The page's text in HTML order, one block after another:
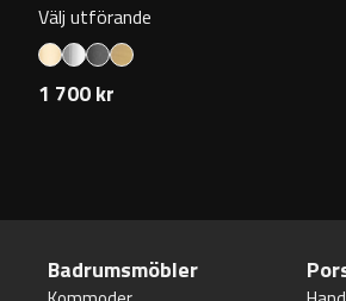
Välj utförande
1 700 kr
Badrumsmöbler